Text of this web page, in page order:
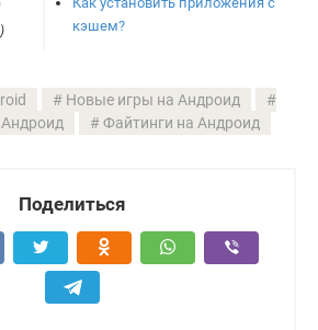
кэшем?
Новые игры на Андроид
Файтинги на Андроид
Поделиться